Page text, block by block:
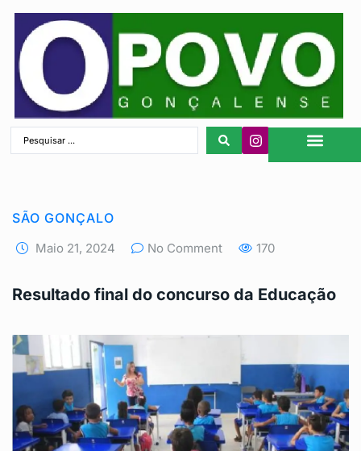
SÃO GONÇALO
Maio 21, 2024 No Comment 170
Resultado final do concurso da Educação